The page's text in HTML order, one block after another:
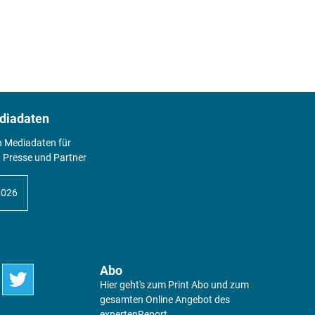
Mediadaten für
Presse und Partner
Abo
Hier geht's zum Print Abo und zum
gesamten Online Angebot des